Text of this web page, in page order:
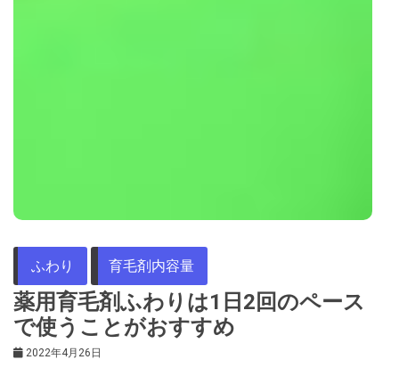
ふわり 育毛剤内容量
薬用育毛剤ふわりは1日2回のペース
で使うことがおすすめ
2022年4月26日